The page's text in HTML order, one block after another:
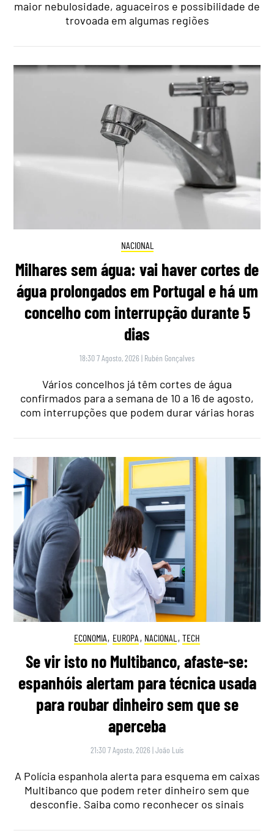
maior nebulosidade, aguaceiros e possibilidade de
trovoada em algumas regiões
NACIONAL
Milhares sem água: vai haver cortes de
água prolongados em Portugal e há um
concelho com interrupção durante 5
dias
18:30 7 Agosto, 2026 | Rubén Gonçalves
Vários concelhos já têm cortes de água
confirmados para a semana de 10 a 16 de agosto,
com interrupções que podem durar várias horas
ECONOMIA, EUROPA , NACIONAL , TECH
Se vir isto no Multibanco, afaste-se:
espanhóis alertam para técnica usada
para roubar dinheiro sem que se
aperceba
21:30 7 Agosto, 2026 |João Luís
A Polícia espanhola alerta para esquema em caixas
Multibanco que podem reter dinheiro sem que
desconfie. Saiba como reconhecer os sinais